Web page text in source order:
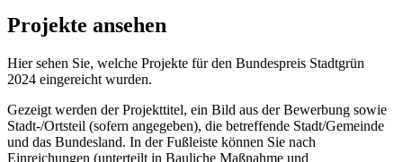
Projekte ansehen
Hier sehen Sie, welche Projekte für den Bundespreis Stadtgrün
2024 eingereicht wurden.
Gezeigt werden der Projekttitel, ein Bild aus der Bewerbung sowie
Stadt-/Ortsteil (sofern angegeben), die betreffende Stadt/Gemeinde
und das Bundesland. In der Fußleiste können Sie nach
Einreichungen (unterteilt in Bauliche Maßnahme und